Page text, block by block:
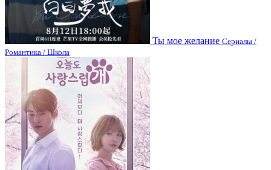
Ты мое желание Сериалы /
Романтика / Школа